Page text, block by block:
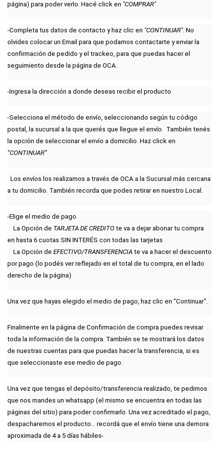
página) para poder verlo. Hacé click en "COMPRAR"
-Completa tus datos de contacto y haz clic en "CONTINUAR". No
olvides colocar un Email para que podamos contactarte y enviar la
confirmación de pedido y el trackeo, para que puedas hacer el
seguimiento desde la página de OCA.
-Ingresa la dirección a donde deseas recibir el producto
-Selecciona el método de envío, seleccionando según tu código
postal, la sucursal a la que querés que llegue el envío.  También tenés
“CONTINUAR”
Los envíos los realizamos a través de OCA a la Sucursal más cercana
a tu domicilio. También recorda que podes retirar en nuestro Local.
-Elige el medio de pago.
La Opción de TARJETA DE CREDITO te va a dejar abonar tu compra
en hasta 6 cuotas SIN INTERÉS con todas las tarjetas
La Opción de EFECTIVO/TRANSFERENCIA te va a hacer el descuento
por pago (lo podés ver reflejado en el total de tu compra, en el lado
derecho de la página)
Una vez que hayas elegido el medio de pago, haz clic en "Continuar".
Finalmente en la página de Confirmación de compra puedes revisar
toda la información de la compra. También se te mostrará los datos
de nuestras cuentas para que puedas hacer la transferencia, si es
que seleccionaste ese medio de pago.
Una vez que tengas el depósito/transferencia realizado, te pedimos
que nos mandes un whatsapp (el mismo se encuentra en todas las
páginas del sitio) para poder confirmarlo. Una vez acreditado el pago,
despacharemos el producto... recordá que el envío tiene una demora
aproximada de 4 a 5 días hábiles-